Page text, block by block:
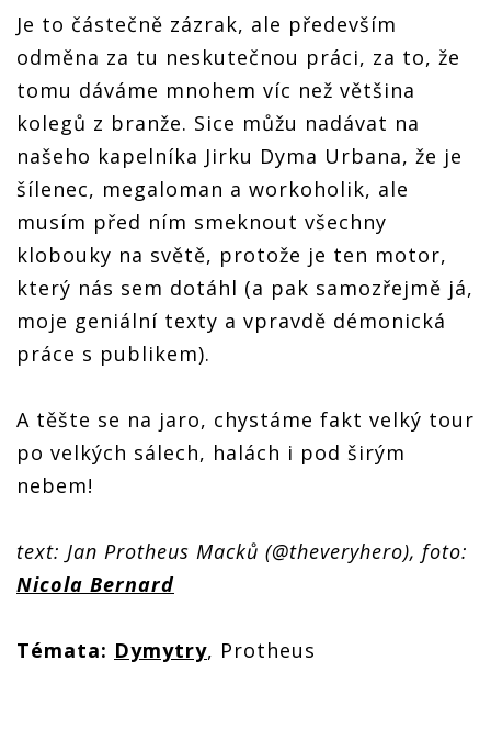
Je to částečně zázrak, ale především
odměna za tu neskutečnou práci, za to, že
tomu dáváme mnohem víc než většina
kolegů z branže. Sice můžu nadávat na
našeho kapelníka Jirku Dyma Urbana, že je
šílenec, megaloman a workoholik, ale
musím před ním smeknout všechny
klobouky na světě, protože je ten motor,
který nás sem dotáhl (a pak samozřejmě já,
moje geniální texty a vpravdě démonická
práce s publikem).
A těšte se na jaro, chystáme fakt velký tour
po velkých sálech, halách i pod širým
nebem!
text: Jan Protheus Macků (@theveryhero), foto:
Nicola Bernard
Témata: Dymytry, Protheus